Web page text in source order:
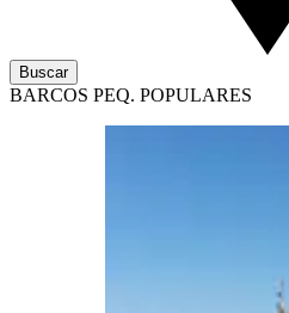
Buscar
BARCOS PEQ. POPULARES